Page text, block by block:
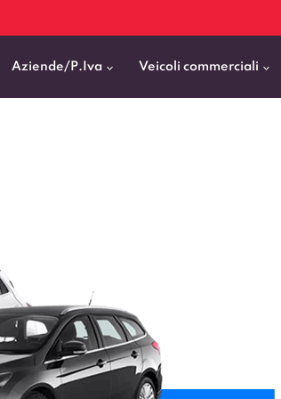
Aziende/P.Iva Veicoli commerciali
Allestiti
Persone
zero
TUTTI
Mercedes-Benz
Kia
VEDI TUTTI